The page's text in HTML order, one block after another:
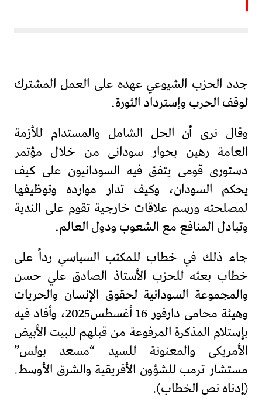
جدد الحزب الشيوعي عهده على العمل المشترك
لوقف الحرب وإسترداد الثورة.
وقال نرى أن الحل الشامل والمستدام للأزمة
العامة رهين بحوار سودانى من خلال مؤتمر
دستورى قومى يتفق فيه السودانيون على كيف
يحكم السودان، وكيف تدار موارده وتوظيفها
لمصلحته ورسم علاقات خارجية تقوم على الندية
وتبادل المنافع مع الشعوب ودول العالم.
جاء ذلك في خطاب للمكتب السياسي رداً على
خطاب بعثه للحزب الأستاذ الصادق علي حسن
والمجموعة السودانية لحقوق الإنسان والحريات
وهيئة محامى دارفور 16 أغسطس2025، وأفاد فيه
بإستلام المذكرة المرفوعة من قبلهم للبيت الأبيض
الأمريكى والمعنونة للسيد “مسعد بولس”
مستشار ترمب للشؤون الأفريقية والشرق الأوسط.
(إدناه نص الخطاب).